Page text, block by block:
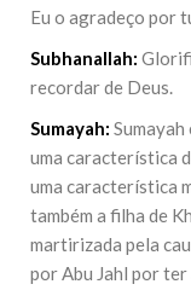
Eu o agradeço por
Subhanallah:
recordar de Deus.
Sumayah: Sumayah
uma característica
uma característica
também a filha de
martirizada pela
por Abu Jahl por